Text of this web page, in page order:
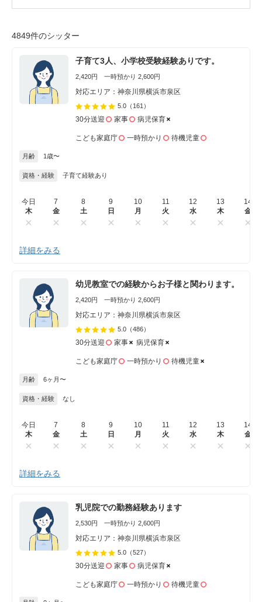
4849件のシッター
子育て3人、小学校受験経験ありです。
2,420円 一時預かり 2,600円
対応エリア：神奈川県横浜市泉区
5.0 （161）
30分送迎 家事 病児保育
こども家庭庁 一時預かり 待機児童
月齢 1歳〜
資格・経験 子育て経験あり
今日
木
7
金
8
土
9
日
10
月
11
火
12
水
13
木
14
金
詳細をみる
幼児教室での経験からお子様と関わります。
2,420円 一時預かり 2,600円
対応エリア：神奈川県横浜市泉区
5.0 （486）
30分送迎 家事 病児保育
こども家庭庁 一時預かり 待機児童
月齢 6ヶ月〜
資格・経験 なし
今日
木
7
金
8
土
9
日
10
月
11
火
12
水
13
木
14
金
詳細をみる
乳児院での勤務経験あります
2,530円 一時預かり 2,600円
対応エリア：神奈川県横浜市泉区
5.0 （527）
30分送迎 家事 病児保育
こども家庭庁 一時預かり 待機児童